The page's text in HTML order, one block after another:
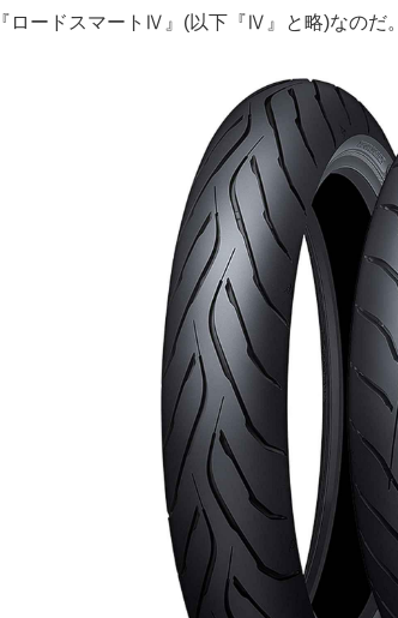
『ロードスマートⅣ』(以下『Ⅳ』と略)なのだ。